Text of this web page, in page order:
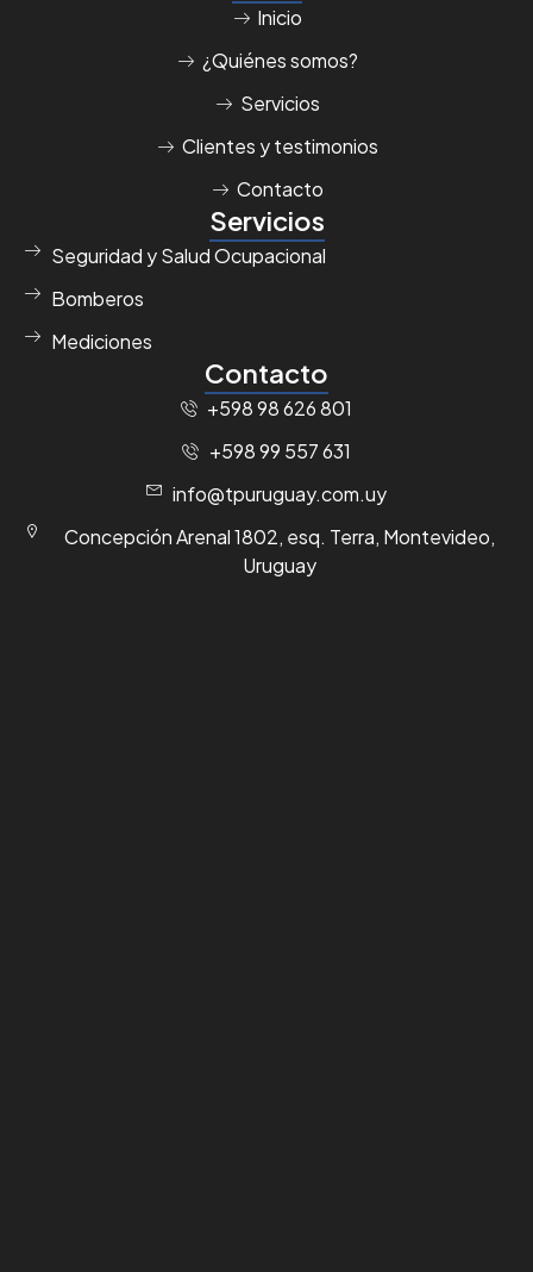
Inicio
¿Quiénes somos?
Servicios
Clientes y testimonios
Contacto
Servicios
Seguridad y Salud Ocupacional
Bomberos
Mediciones
Contacto
+598 98 626 801
+598 99 557 631
info@tpuruguay.com.uy
Concepción Arenal 1802, esq. Terra, Montevideo,
Uruguay